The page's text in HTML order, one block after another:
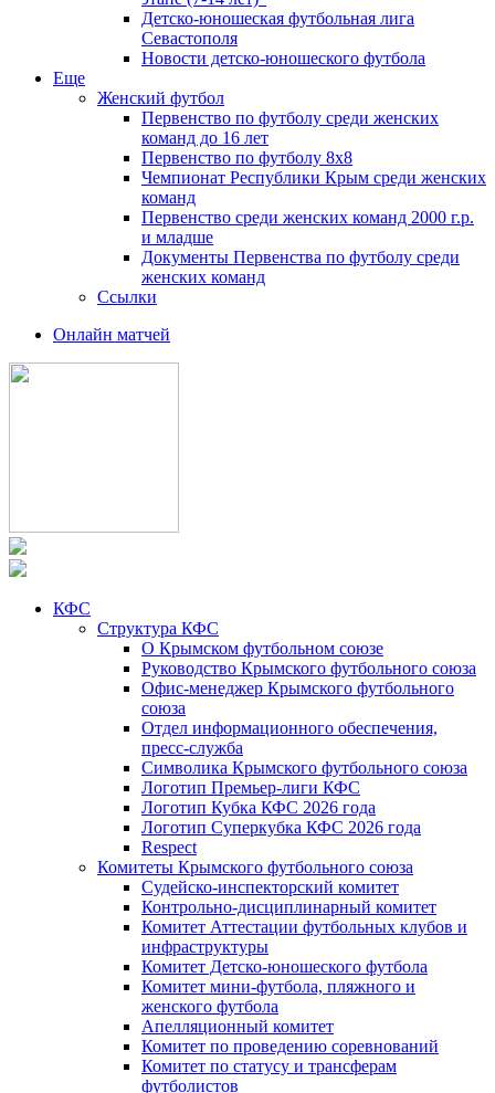
Детско-юношеская футбольная лига
Севастополя
Новости детско-юношеского футбола
Еще
Женский футбол
Первенство по футболу среди женских
команд до 16 лет
Первенство по футболу 8х8
Чемпионат Республики Крым среди женских
команд
Первенство среди женских команд 2000 г.р.
и младше
Документы Первенства по футболу среди
женских команд
Ссылки
Онлайн матчей
КФС
Структура КФС
О Крымском футбольном союзе
Руководство Крымского футбольного союза
Офис-менеджер Крымского футбольного
союза
Отдел информационного обеспечения,
пресс-служба
Символика Крымского футбольного союза
Логотип Премьер-лиги КФС
Логотип Кубка КФС 2026 года
Логотип Суперкубка КФС 2026 года
Respect
Комитеты Крымского футбольного союза
Судейско-инспекторский комитет
Контрольно-дисциплинарный комитет
Комитет Аттестации футбольных клубов и
инфраструктуры
Комитет Детско-юношеского футбола
Комитет мини-футбола, пляжного и
женского футбола
Апелляционный комитет
Комитет по проведению соревнований
Комитет по статусу и трансферам
футболистов